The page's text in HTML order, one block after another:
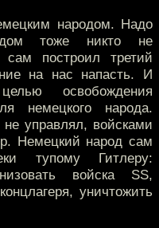
народом. Надо
тоже никто не
построил третий
на нас напасть. И
освобождения
немецкого народа.
управлял, войсками
Немецкий народ сам
тупому Гитлеру:
войска SS,
уничтожить